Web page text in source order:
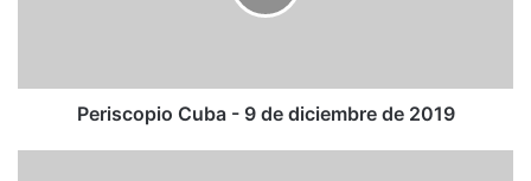
Periscopio Cuba - 9 de diciembre de 2019